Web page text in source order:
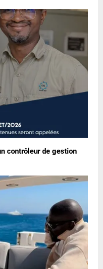
contrôleur de gestion